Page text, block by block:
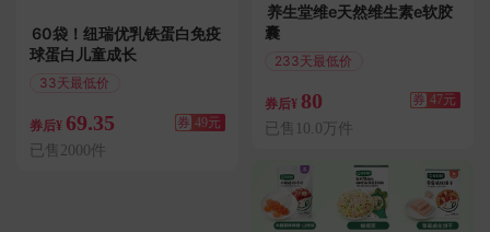
60袋！纽瑞优乳铁蛋白免疫
球蛋白儿童成长
33天最低价
券后¥ 69.35 券 49元
已售2000件
养生堂维e天然维生素e软胶
囊
233天最低价
券后¥ 80 券 47元
已售10.0万件